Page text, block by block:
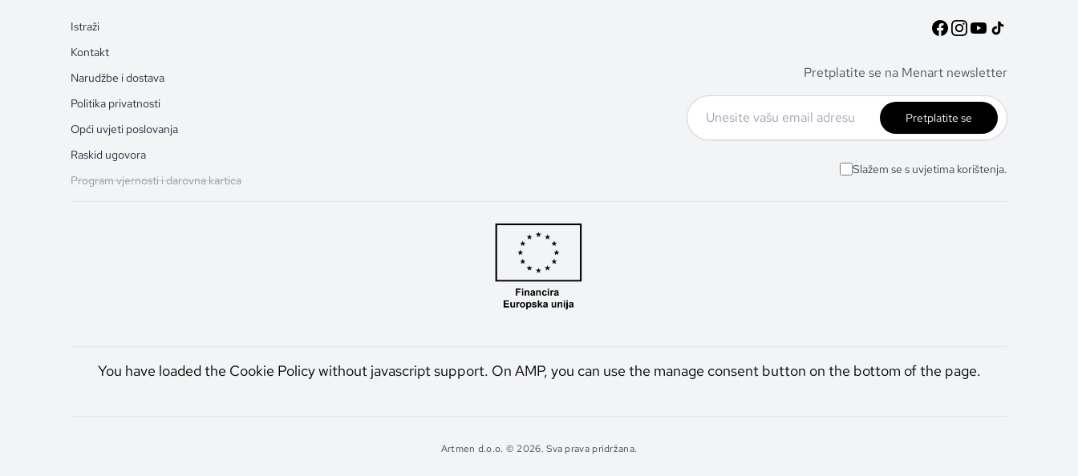
Istraži
Kontakt
Narudžbe i dostava
Politika privatnosti
Opći uvjeti poslovanja
Raskid ugovora
Program vjernosti i darovna kartica
Pretplatite se na Menart newsletter
Pretplatite se
Slažem se s uvjetima korištenja.
You have loaded the Cookie Policy without javascript support. On AMP, you can use the manage consent button on the bottom of the page.
Artmen d.o.o. © 2026. Sva prava pridržana.